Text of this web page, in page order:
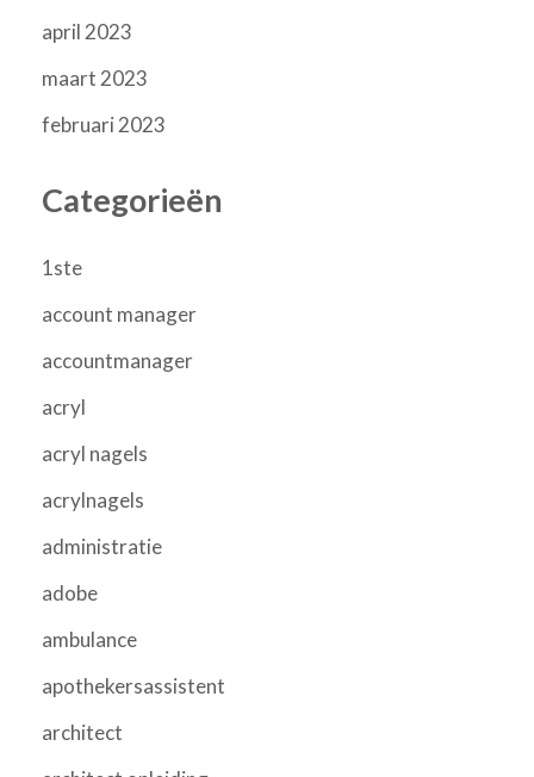
april 2023
maart 2023
februari 2023
Categorieën
1ste
account manager
accountmanager
acryl
acryl nagels
acrylnagels
administratie
adobe
ambulance
apothekersassistent
architect